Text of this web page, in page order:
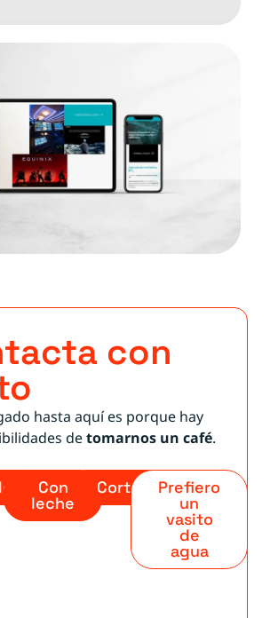
con
hasta aquí es porque hay
detomarnos un café.
Con
leche
CortadoPrefiero
un
vasito
de
agua